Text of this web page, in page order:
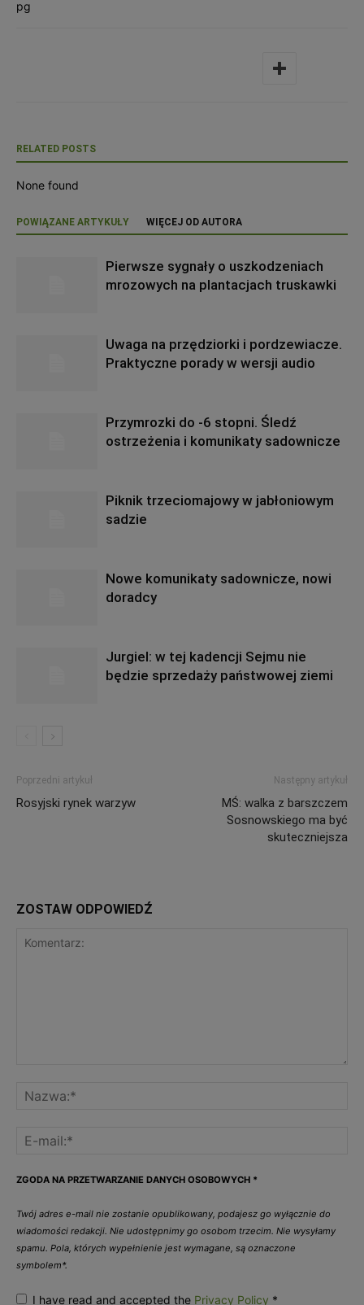
pg
RELATED POSTS
None found
POWIĄZANE ARTYKUŁY WIĘCEJ OD AUTORA
Pierwsze sygnały o uszkodzeniach
mrozowych na plantacjach truskawki
Uwaga na przędziorki i pordzewiacze.
Praktyczne porady w wersji audio
Przymrozki do -6 stopni. Śledź
ostrzeżenia i komunikaty sadownicze
Piknik trzeciomajowy w jabłoniowym
sadzie
Nowe komunikaty sadownicze, nowi
doradcy
Jurgiel: w tej kadencji Sejmu nie
będzie sprzedaży państwowej ziemi
Poprzedni artykuł
Rosyjski rynek warzyw
Następny artykuł
MŚ: walka z barszczem
Sosnowskiego ma być
skuteczniejsza
ZOSTAW ODPOWIEDŹ
ZGODA NA PRZETWARZANIE DANYCH OSOBOWYCH *
Twój adres e-mail nie zostanie opublikowany, podajesz go wyłącznie do
wiadomości redakcji. Nie udostępnimy go osobom trzecim. Nie wysyłamy
spamu. Pola, których wypełnienie jest wymagane, są oznaczone
symbolem*.
I have read and accepted the Privacy Policy *